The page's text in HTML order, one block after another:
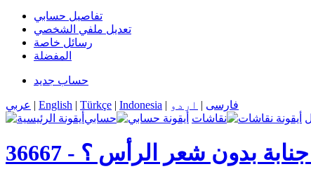
تفاصيل حسابي
تعديل ملفي الشخصي
رسائل خاصة
المفضلة
حساب جديد
عربي | English | Türkçe | Indonesia | فارسی | اردو
نقاشات حسابي
36667 - بدون شعر الرأس ؟